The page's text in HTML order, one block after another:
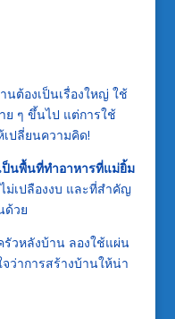
นต้องเป็นเรื่องใหญ่ ใช้
ย ๆ ขึ้นไป แต่การใช้
ปลี่ยนความคิด!
ป็นพื้นที่ทำอาหารที่แม่ยิ้ม
ม่เปลืองงบ และที่สำคัญ
ด้วย
รัวหลังบ้าน ลองใช้แผ่น
ว่าการสร้างบ้านให้น่า